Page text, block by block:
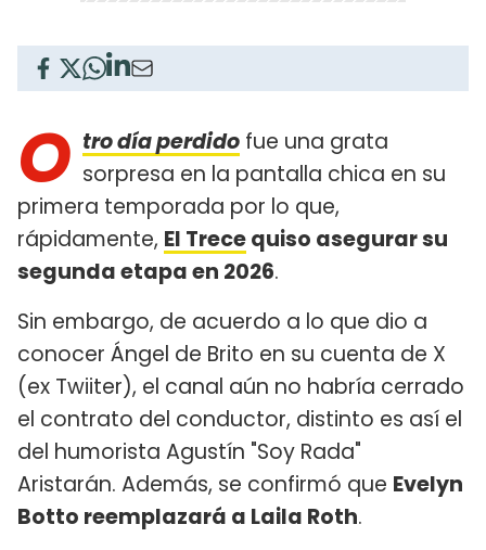
O tro día perdido fue una grata
sorpresa en la pantalla chica en su
primera temporada por lo que,
rápidamente, El Trecequiso asegurar su
segunda etapa en 2026.
Sin embargo, de acuerdo a lo que dio a
conocer Ángel de Brito en su cuenta de X
(ex Twiiter), el canal aún no habría cerrado
el contrato del conductor, distinto es así el
del humorista Agustín "Soy Rada"
Aristarán. Además, se confirmó que Evelyn
Botto reemplazará a Laila Roth.